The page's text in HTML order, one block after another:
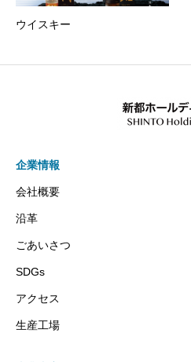
ウイスキー
企業情報
会社概要
沿革
ごあいさつ
SDGs
アクセス
生産工場